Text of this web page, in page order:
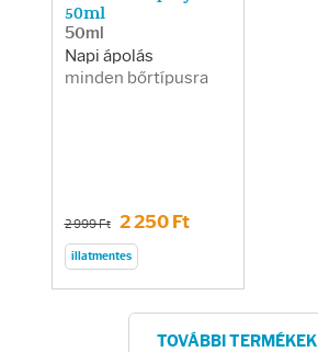
50ml
50ml
Napi ápolás
minden bőrtípusra
2 999 Ft 2 250 Ft
illatmentes
TOVÁBBI TERMÉKEK